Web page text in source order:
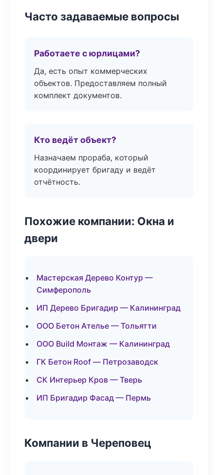
Часто задаваемые вопросы
Работаете с юрлицами?
Да, есть опыт коммерческих
объектов. Предоставляем полный
комплект документов.
Кто ведёт объект?
Назначаем прораба, который
координирует бригаду и ведёт
отчётность.
Похожие компании: Окна и
двери
Мастерская Дерево Контур —
Симферополь
ИП Дерево Бригадир — Калининград
ООО Бетон Ателье — Тольятти
ООО Build Монтаж — Калининград
ГК Бетон Roof — Петрозаводск
СК Интерьер Кров — Тверь
ИП Бригадир Фасад — Пермь
Компании в Череповец